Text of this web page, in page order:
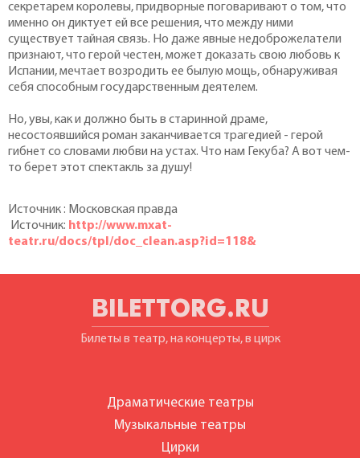
секретарем королевы, придворные поговаривают о том, что
именно он диктует ей все решения, что между ними
существует тайная связь. Но даже явные недоброжелатели
признают, что герой честен, может доказать свою любовь к
Испании, мечтает возродить ее былую мощь, обнаруживая
себя способным государственным деятелем.
Но, увы, как и должно быть в старинной драме,
несостоявшийся роман заканчивается трагедией - герой
гибнет со словами любви на устах. Что нам Гекуба? А вот чем-
то берет этот спектакль за душу!
Источник : Московская правда
Источник: http://www.mxat-
teatr.ru/docs/tpl/doc_clean.asp?id=118&
BILETTORG.RU
Билеты в театр, на концерты, в цирк
Драматические театры
Музыкальные театры
Цирки